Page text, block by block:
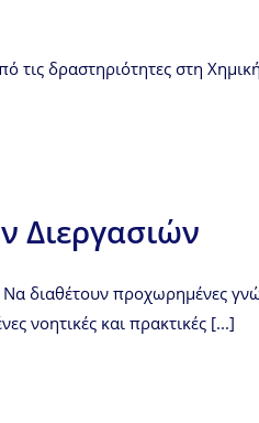
δραστηριότητες στη
Διεργασιών
διαθέτουν προχωρημένες
νοητικές και πρακτικές [...]